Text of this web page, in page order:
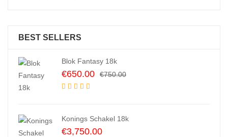
BEST SELLERS
Blok Fantasy 18k
€750.00Original
€650.00
Current
Konings Schakel 18k
€3,750.00